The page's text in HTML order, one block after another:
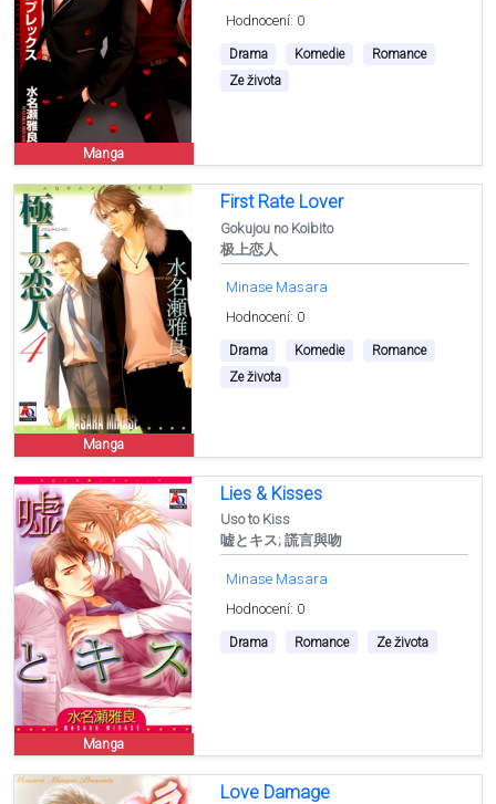
Manga
Hodnocení: 0
Drama Komedie
Romance
Ze života
Manga
First Rate Lover
Gokujou no Koibito
极上恋人
Minase Masara
Hodnocení: 0
Drama Komedie
Romance
Ze života
Manga
Lies & Kisses
Uso to Kiss
嘘とキス; 謊言與吻
Minase Masara
Hodnocení: 0
Drama Romance Ze života
Love Damage